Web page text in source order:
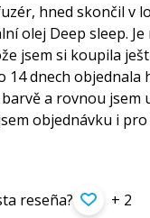
hned skončil v
olej Deep sleep. Je
jsem si koupila
14 dnech objednala
a rovnou jsem
objednávku i pro
reseña? + 2